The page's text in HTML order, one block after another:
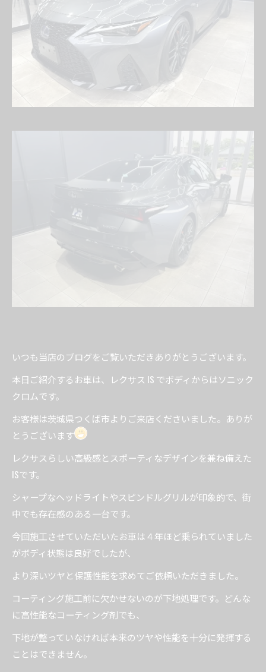
いつも当店のブログをご覧いただきありがとうございます。
本日ご紹介するお車は、レクサス IS でボディからはソニック
クロムです。
お客様は茨城県つくば市よりご来店くださいました。ありが
とうございます
レクサスらしい高級感とスポーティなデザインを兼ね備えた
ISです。
シャープなヘッドライトやスピンドルグリルが印象的で、街
中でも存在感のある一台です。
今回施工させていただいたお車は４年ほど乗られていました
がボディ状態は良好でしたが、
より深いツヤと保護性能を求めてご依頼いただきました。
コーティング施工前に欠かせないのが下地処理です。どんな
に高性能なコーティング剤でも、
下地が整っていなければ本来のツヤや性能を十分に発揮する
ことはできません。